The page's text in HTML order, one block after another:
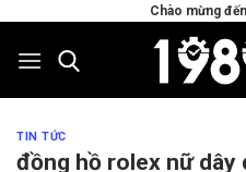
content
Chào mừng
TIN TỨC
đồng hồ rolex nữ dây